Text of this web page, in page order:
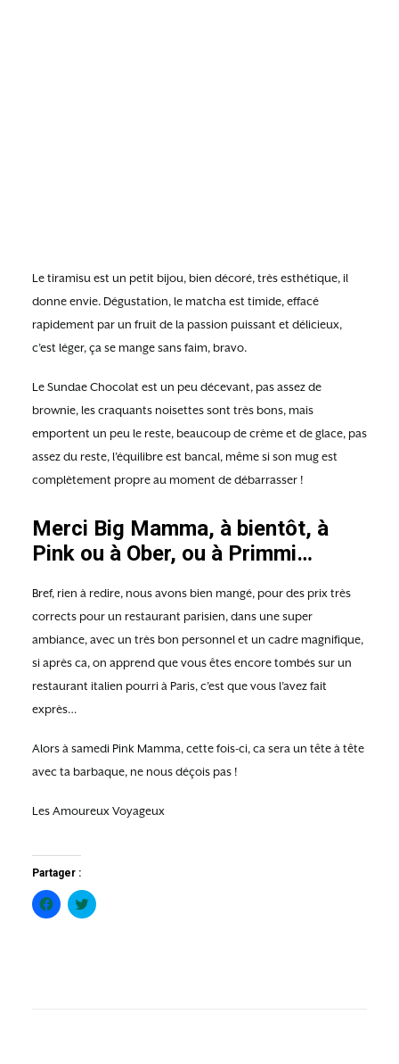
Le tiramisu est un petit bijou, bien décoré, très esthétique, il
donne envie. Dégustation, le matcha est timide, effacé
rapidement par un fruit de la passion puissant et délicieux,
c’est léger, ça se mange sans faim, bravo.
Le Sundae Chocolat est un peu décevant, pas assez de
brownie, les craquants noisettes sont très bons, mais
emportent un peu le reste, beaucoup de crème et de glace, pas
assez du reste, l’équilibre est bancal, même si son mug est
complètement propre au moment de débarrasser !
Merci Big Mamma, à bientôt, à
Pink ou à Ober, ou à Primmi…
Bref, rien à redire, nous avons bien mangé, pour des prix très
corrects pour un restaurant parisien, dans une super
ambiance, avec un très bon personnel et un cadre magnifique,
si après ca, on apprend que vous êtes encore tombés sur un
restaurant italien pourri à Paris, c’est que vous l’avez fait
exprès…
Alors à samedi Pink Mamma, cette fois-ci, ca sera un tête à tête
avec ta barbaque, ne nous déçois pas !
Les Amoureux Voyageux
Partager :
Cliquez
pour
Cliquez
pour